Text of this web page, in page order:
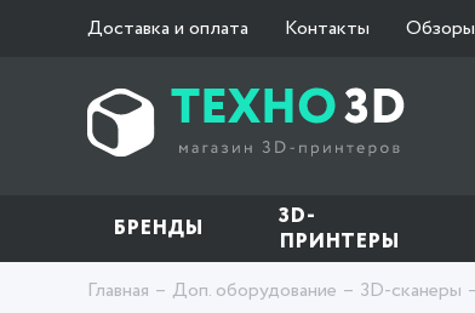
Доставка и оплата Контакты Обзоры
БРЕНДЫ
3D-
ПРИНТЕРЫ
Главная Доп. оборудование 3D-сканеры